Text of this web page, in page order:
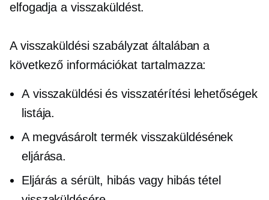
elfogadja a visszaküldést.
A visszaküldési szabályzat általában a
következő információkat tartalmazza:
A visszaküldési és visszatérítési lehetőségek
listája.
A megvásárolt termék visszaküldésének
eljárása.
Eljárás a sérült, hibás vagy hibás tétel